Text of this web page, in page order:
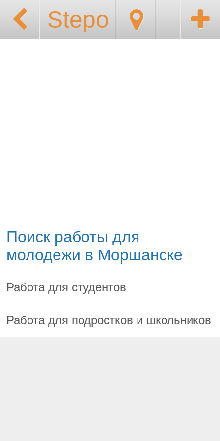
Stepo
Поиск работы для
молодежи в Моршанске
Работа для студентов
Работа для подростков и школьников